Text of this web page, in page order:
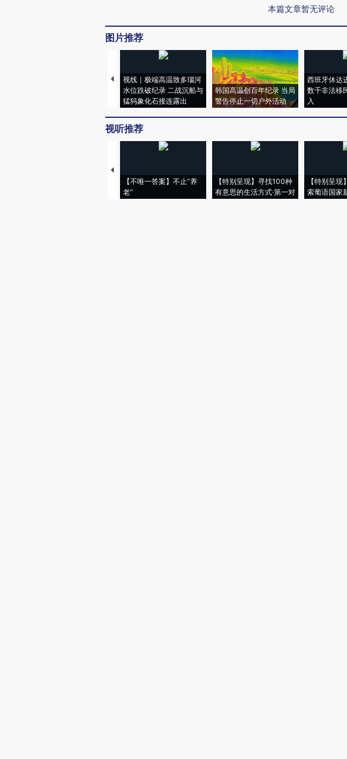
本篇文章暂无评论
图片推荐
视线｜极端高温致多瑙河
水位跌破纪录 二战沉船与
猛犸象化石接连露出
韩国高温创百年纪录 当局
警告停止一切户外活动
西班牙休达
数千非法移
入
视听推荐
【不唯一答案】不止“养
老”
【特别呈现】寻找100种
有意思的生活方式·第一对
【特别呈
索葡语国家